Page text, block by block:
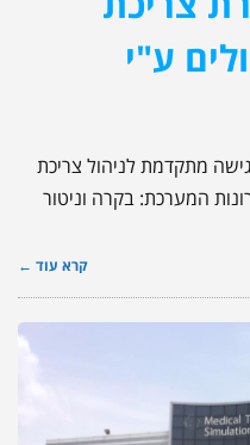
ע"י
מתקדמת לניהול צריכת
המערכת: בקרה וניטור
קרא עוד ←